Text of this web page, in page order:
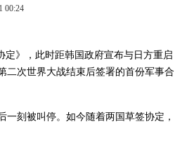
00:24
》，此时距韩国政府宣布与日方重启
二次世界大战结束后签署的首份军事合
刻被叫停。如今随着两国草签协定，